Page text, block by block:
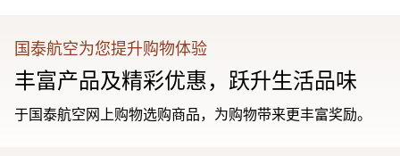
国泰航空为您提升购物体验
丰富产品及精彩优惠，跃升生活品味
于国泰航空网上购物选购商品，为购物带来更丰富奖励。